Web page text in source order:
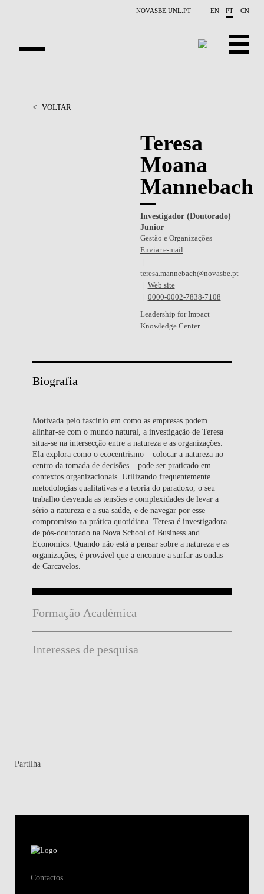
NOVASBE.UNL.PT EN PT CN
< VOLTAR
Teresa
Moana
Mannebach
Investigador (Doutorado)
Junior
Gestão e Organizações
Enviar e-mail
teresa.mannebach@novasbe.pt
Web site
0000-0002-7838-7108
Leadership for Impact
Knowledge Center
Biografia
Motivada pelo fascínio em como as empresas podem
alinhar-se com o mundo natural, a investigação de Teresa
situa-se na intersecção entre a natureza e as organizações.
Ela explora como o ecocentrismo – colocar a natureza no
centro da tomada de decisões – pode ser praticado em
contextos organizacionais. Utilizando frequentemente
metodologias qualitativas e a teoria do paradoxo, o seu
trabalho desvenda as tensões e complexidades de levar a
sério a natureza e a sua saúde, e de navegar por esse
compromisso na prática quotidiana. Teresa é investigadora
de pós-doutorado na Nova School of Business and
Economics. Quando não está a pensar sobre a natureza e as
organizações, é provável que a encontre a surfar as ondas
de Carcavelos.
Formação Académica
Interesses de pesquisa
Partilha
Contactos